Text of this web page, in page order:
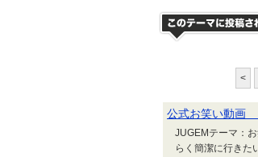
<
公式お笑い動画
JUGEMテーマ：
らく簡潔に行き